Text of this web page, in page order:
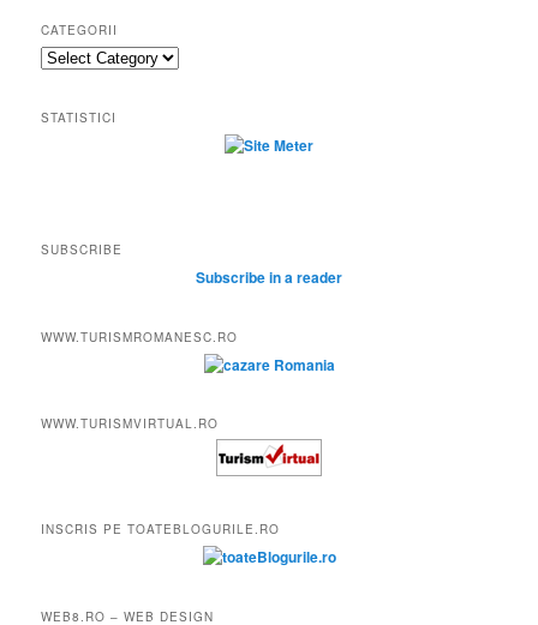
CATEGORII
Categorii
STATISTICI
SUBSCRIBE
Subscribe in a reader
WWW.TURISMROMANESC.RO
WWW.TURISMVIRTUAL.RO
INSCRIS PE TOATEBLOGURILE.RO
WEB8.RO – WEB DESIGN